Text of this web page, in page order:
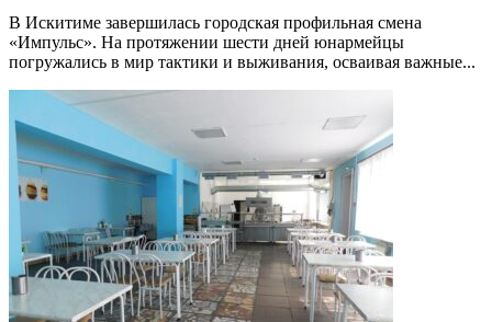
В Искитиме завершилась городская профильная смена
«Импульс». На протяжении шести дней юнармейцы
погружались в мир тактики и выживания, осваивая важные...